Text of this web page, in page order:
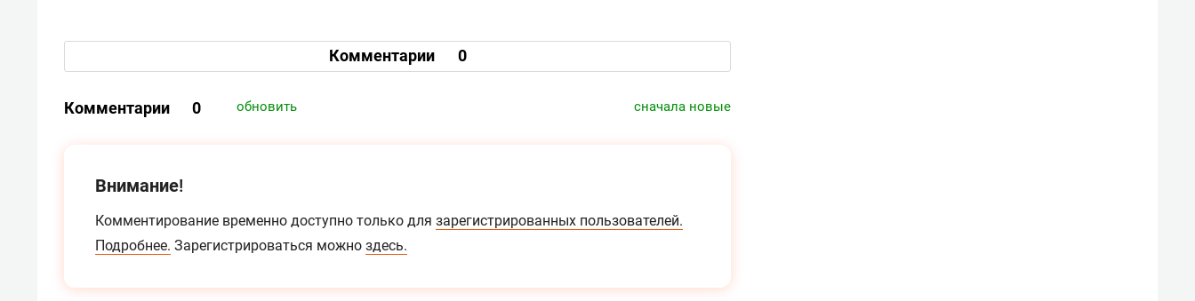
Комментарии 0
Комментарии 0 обновить сначала новые
Внимание!
Комментирование временно доступно только для зарегистрированных пользователей.
Подробнее. Зарегистрироваться можно здесь.